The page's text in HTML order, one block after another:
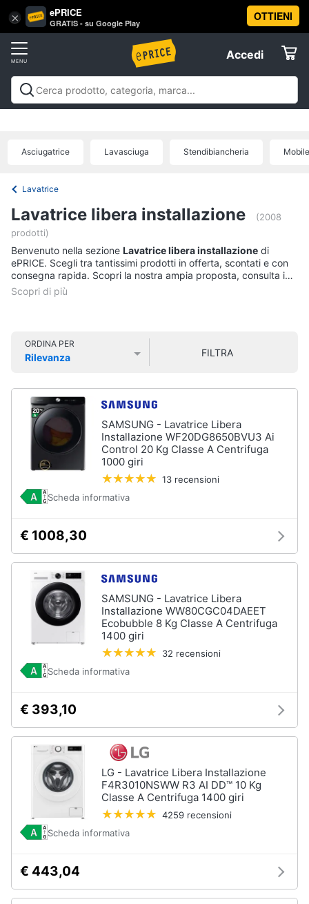
× ePRICE
GRATIS - su Google Play
OTTIENI
Accedi
Accedi
Registrati
Offerte
Tv
e
Home
Cinema
Audio
e
musica
Clima
e
Giardinaggio
Salute
igiene
Beauty
Giocattoli
Prima
infanzia
Fotografia
Abbigliamento
Vai
al
Elettrodomestici
Frigoriferi
Cantinetta
Frigoriferi
Congelatore
a
pozzetto
Frigorifero
combinato
Vedi
tutti
Lavatrici
Asciugatrice
Lavatrice
Lavatrice
frontale
Lavastoviglie
Lavastoviglie
Incasso
Lavastoviglie
Lavastoviglie
Lavastoviglie
installazione
Forni,
Piani
Cappe
stiroElettrodomestici in Cucina
Piccoli
industriali
Asciugatrice Lavasciuga Stendibiancheria
Lavatrice
Lavatrice libera installazione
(2008
prodotti)
Benvenuto nella sezione Lavatrice libera installazione di
ePRICE. Scegli tra tantissimi prodotti in offerta, scontati e con
consegna rapida. Scopri la nostra ampia proposta, consulta i
prezzi e acquista comodamente online.
ORDINA PER
Rilevanza
FILTRA
SAMSUNG - Lavatrice Libera
Installazione WF20DG8650BVU3 Ai
Control 20 Kg Classe A Centrifuga
1000 giri
13 recensioni
Scheda informativa
€ 1008,30
SAMSUNG - Lavatrice Libera
Installazione WW80CGC04DAEET
Ecobubble 8 Kg Classe A Centrifuga
1400 giri
32 recensioni
Scheda informativa
€ 393,10
LG - Lavatrice Libera Installazione
F4R3010NSWW R3 AI DD™ 10 Kg
Classe A Centrifuga 1400 giri
4259 recensioni
Scheda informativa
€ 443,04